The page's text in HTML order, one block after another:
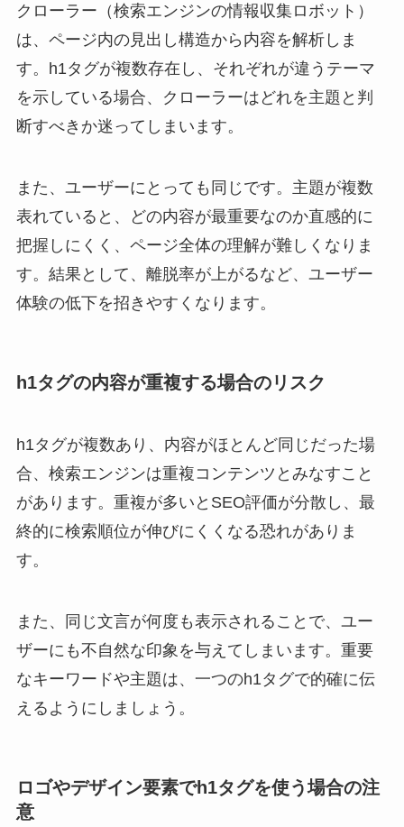
クローラー（検索エンジンの情報収集ロボット）
は、ページ内の見出し構造から内容を解析しま
す。h1タグが複数存在し、それぞれが違うテーマ
を示している場合、クローラーはどれを主題と判
断すべきか迷ってしまいます。
また、ユーザーにとっても同じです。主題が複数
表れていると、どの内容が最重要なのか直感的に
把握しにくく、ページ全体の理解が難しくなりま
す。結果として、離脱率が上がるなど、ユーザー
体験の低下を招きやすくなります。
h1タグの内容が重複する場合のリスク
h1タグが複数あり、内容がほとんど同じだった場
合、検索エンジンは重複コンテンツとみなすこと
があります。重複が多いとSEO評価が分散し、最
終的に検索順位が伸びにくくなる恐れがありま
す。
また、同じ文言が何度も表示されることで、ユー
ザーにも不自然な印象を与えてしまいます。重要
なキーワードや主題は、一つのh1タグで的確に伝
えるようにしましょう。
ロゴやデザイン要素でh1タグを使う場合の注
意